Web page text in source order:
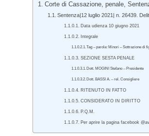
Corte di Cassazione, penale,
Sentenza|12 luglio 2021| n. 26439.
Data udienza 10 giugno 2021
Integrale
Tag – parola: Minori – Sottrazione di
SEZIONE SESTA PENALE
Dott. MOGINI Stefano – Presidente
Dott. BASSI A. – rel. Consigliere
RITENUTO IN FATTO
CONSIDERATO IN DIRITTO
P.Q.M.
Per aprire la pagina facebook